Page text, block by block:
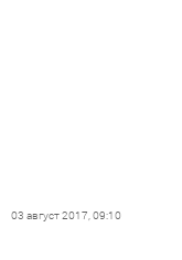
03 август 2017, 09:10